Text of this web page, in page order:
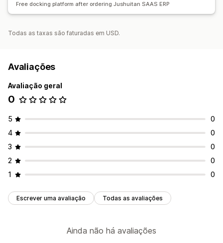
Free docking platform after ordering Jushuitan SAAS ERP
Todas as taxas são faturadas em USD.
Avaliações
Avaliação geral
0
5
0
4
0
3
0
2
0
1
0
Escrever uma avaliação Todas as avaliações
Ainda não há avaliações